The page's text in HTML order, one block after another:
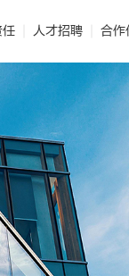
· 发展历程
涂料 · 建筑修缮
系 · 供应链平台
任
责任报告 · 公益
人才招聘 合作